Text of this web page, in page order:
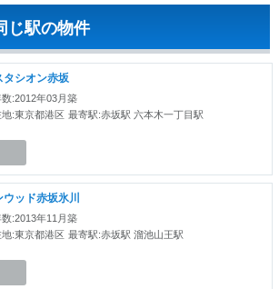
じ駅の物件
タシオン赤坂
:2012年03月築
地:東京都港区 最寄駅:赤坂駅 六本木一丁目駅
ウッド赤坂氷川
:2013年11月築
地:東京都港区 最寄駅:赤坂駅 溜池山王駅